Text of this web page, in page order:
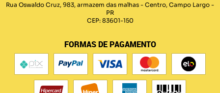
Rua Oswaldo Cruz, 983, armazem das malhas - Centro, Campo Largo -
PR
CEP: 83601-150
FORMAS DE PAGAMENTO